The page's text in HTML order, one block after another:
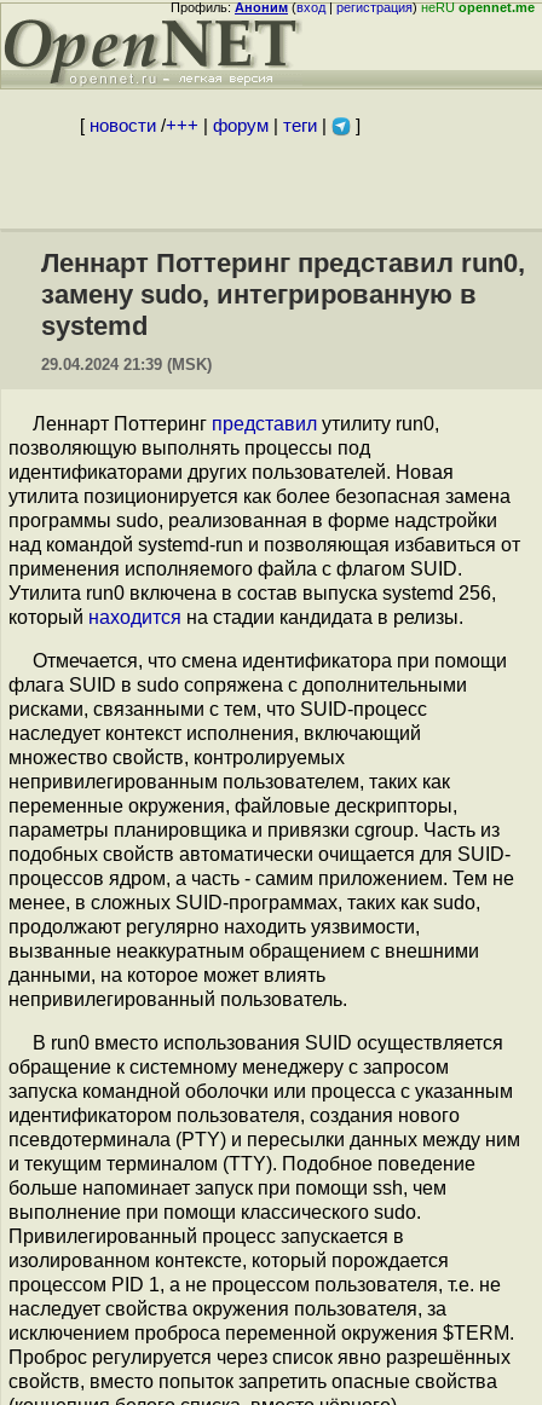
Профиль:Аноним(вход|регистрация)неRUopennet.me
[ новости/+++ форум| теги| ]
Леннарт Поттеринг представил run0,
замену sudo, интегрированную в
systemd
29.04.2024 21:39 (MSK)
Леннарт Поттеринг представил утилиту run0,
позволяющую выполнять процессы под
идентификаторами других пользователей. Новая
утилита позиционируется как более безопасная замена
программы sudo, реализованная в форме надстройки
над командой systemd-run и позволяющая избавиться от
применения исполняемого файла с флагом SUID.
Утилита run0 включена в состав выпуска systemd 256,
который находится на стадии кандидата в релизы.
Отмечается, что смена идентификатора при помощи
флага SUID в sudo сопряжена с дополнительными
рисками, связанными с тем, что SUID-процесс
наследует контекст исполнения, включающий
множество свойств, контролируемых
непривилегированным пользователем, таких как
переменные окружения, файловые дескрипторы,
параметры планировщика и привязки cgroup. Часть из
подобных свойств автоматически очищается для SUID-
процессов ядром, а часть - самим приложением. Тем не
менее, в сложных SUID-программах, таких как sudo,
продолжают регулярно находить уязвимости,
вызванные неаккуратным обращением с внешними
данными, на которое может влиять
непривилегированный пользователь.
В run0 вместо использования SUID осуществляется
обращение к системному менеджеру с запросом
запуска командной оболочки или процесса с указанным
идентификатором пользователя, создания нового
псевдотерминала (PTY) и пересылки данных между ним
и текущим терминалом (TTY). Подобное поведение
больше напоминает запуск при помощи ssh, чем
выполнение при помощи классического sudo.
Привилегированный процесс запускается в
изолированном контексте, который порождается
процессом PID 1, а не процессом пользователя, т.е. не
наследует свойства окружения пользователя, за
исключением проброса переменной окружения $TERM.
Проброс регулируется через список явно разрешённых
свойств, вместо попыток запретить опасные свойства